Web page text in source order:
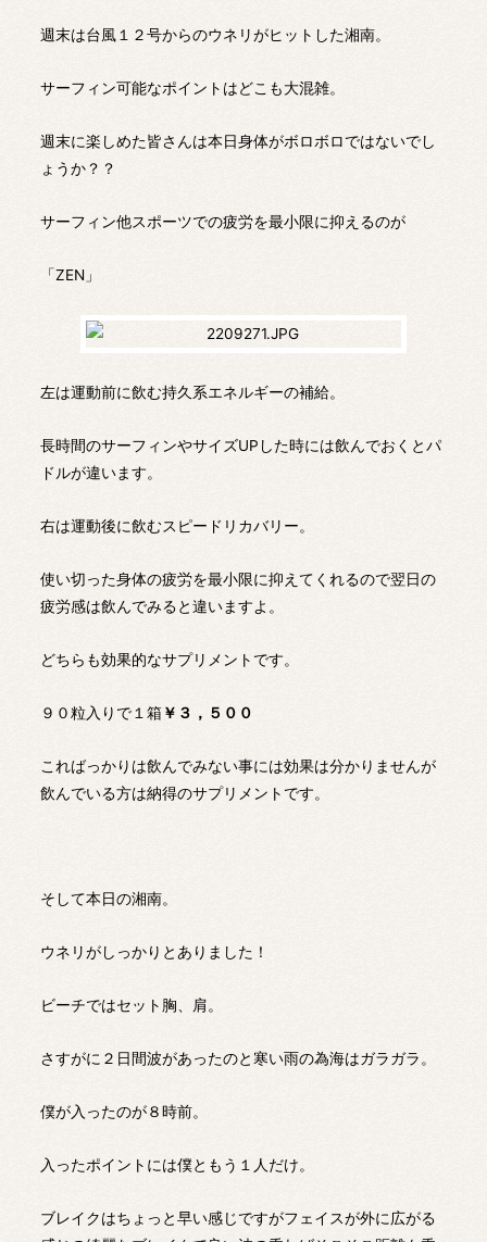
週末は台風１２号からのウネリがヒットした湘南。
サーフィン可能なポイントはどこも大混雑。
週末に楽しめた皆さんは本日身体がボロボロではないでし
ょうか？？
サーフィン他スポーツでの疲労を最小限に抑えるのが
「ZEN」
左は運動前に飲む持久系エネルギーの補給。
長時間のサーフィンやサイズUPした時には飲んでおくとパ
ドルが違います。
右は運動後に飲むスピードリカバリー。
使い切った身体の疲労を最小限に抑えてくれるので翌日の
疲労感は飲んでみると違いますよ。
どちらも効果的なサプリメントです。
９０粒入りで１箱￥３，５００
こればっかりは飲んでみない事には効果は分かりませんが
飲んでいる方は納得のサプリメントです。
そして本日の湘南。
ウネリがしっかりとありました！
ビーチではセット胸、肩。
さすがに２日間波があったのと寒い雨の為海はガラガラ。
僕が入ったのが８時前。
入ったポイントには僕ともう１人だけ。
ブレイクはちょっと早い感じですがフェイスが外に広がる